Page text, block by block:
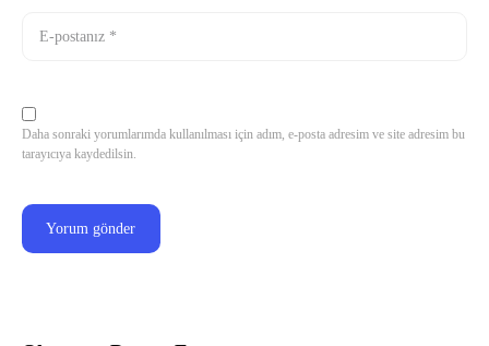
Daha sonraki yorumlarımda kullanılması için adım, e-posta adresim ve site adresim bu
tarayıcıya kaydedilsin.